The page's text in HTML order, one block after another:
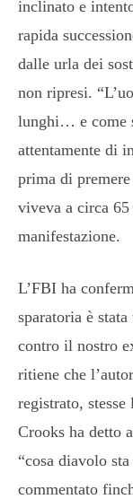
inclinato e
rapida
dalle urla dei
non ripresi.
lunghi… e come
attentamente di
prima di
viveva a circa
manifestazione.
L’FBI ha
sparatoria è
contro il nostro
ritiene che
registrato,
Crooks ha detto
“cosa diavolo
commentato